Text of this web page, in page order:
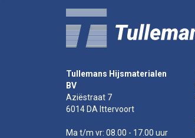
Tullemans Hijsmaterialen
BV
Aziëstraat 7
6014 DA Ittervoort
Ma t/m vr: 08.00 - 17.00 uur